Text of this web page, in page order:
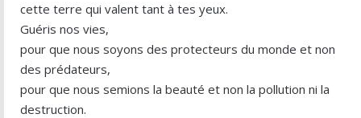
cette terre qui valent tant à tes yeux.
Guéris nos vies,
pour que nous soyons des protecteurs du monde et non
des prédateurs,
pour que nous semions la beauté et non la pollution ni la
destruction.